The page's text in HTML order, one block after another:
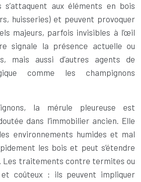
s’attaquent aux éléments en bois
huisseries) et peuvent provoquer
majeurs, parfois invisibles à l’œil
signale la présence actuelle ou
mais aussi d’autres agents de
comme les champignons
la mérule pleureuse est
dans l’immobilier ancien. Elle
environnements humides et mal
les bois et peut s’étendre
Les traitements contre termites ou
coûteux : ils peuvent impliquer